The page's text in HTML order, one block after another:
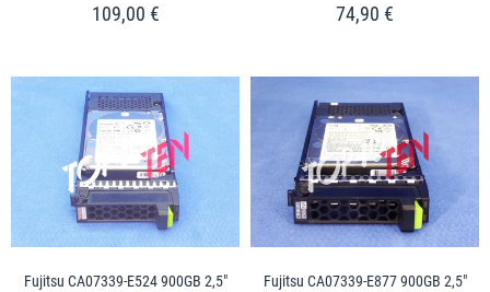
109,00 € 74,90 €
Fujitsu CA07339-E524 900GB 2,5"
Fujitsu CA07339-E877 900GB 2,5"